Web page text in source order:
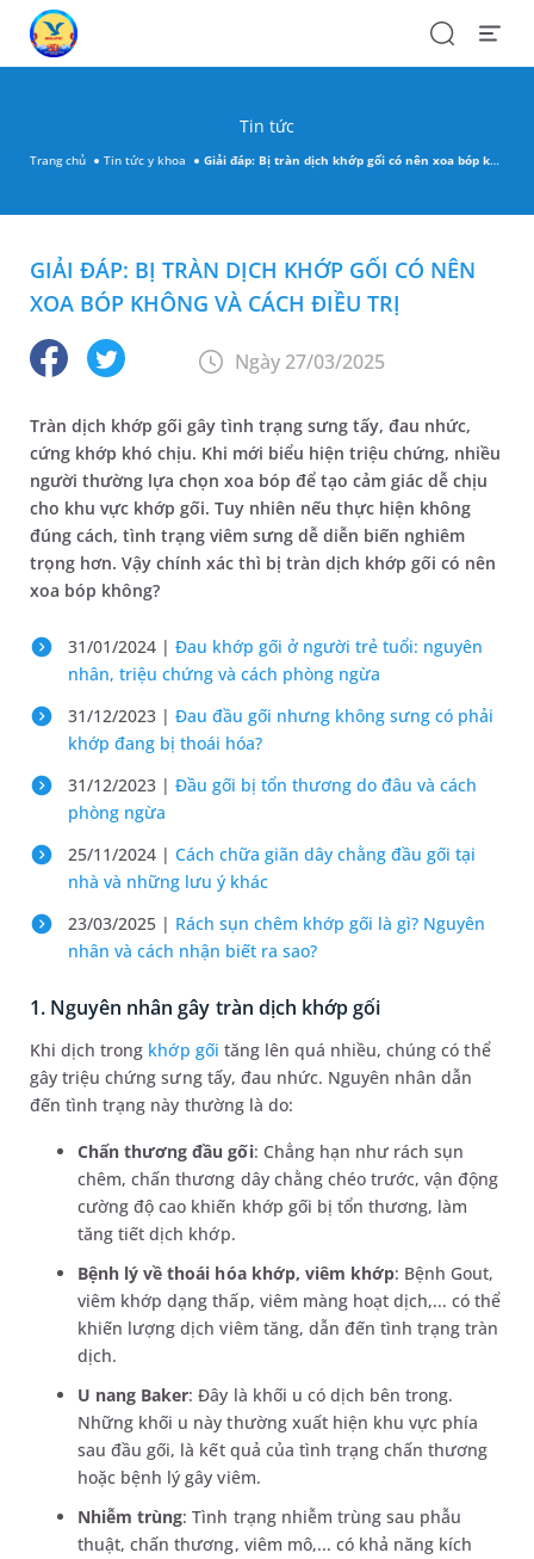
SearchOpen
Tin tức
Trang chủ Tin tức y khoa Giải đáp: Bị tràn dịch khớp gối có nên xoa bóp không và cách điều trị
GIẢI ĐÁP: BỊ TRÀN DỊCH KHỚP GỐI CÓ NÊN
XOA BÓP KHÔNG VÀ CÁCH ĐIỀU TRỊ
Ngày 27/03/2025
Tràn dịch khớp gối gây tình trạng sưng tấy, đau nhức,
cứng khớp khó chịu. Khi mới biểu hiện triệu chứng, nhiều
người thường lựa chọn xoa bóp để tạo cảm giác dễ chịu
cho khu vực khớp gối. Tuy nhiên nếu thực hiện không
đúng cách, tình trạng viêm sưng dễ diễn biến nghiêm
trọng hơn. Vậy chính xác thì bị tràn dịch khớp gối có nên
xoa bóp không?
31/01/2024 | Đau khớp gối ở người trẻ tuổi: nguyên
nhân, triệu chứng và cách phòng ngừa
31/12/2023 | Đau đầu gối nhưng không sưng có phải
khớp đang bị thoái hóa?
31/12/2023 | Đầu gối bị tổn thương do đâu và cách
phòng ngừa
25/11/2024 | Cách chữa giãn dây chằng đầu gối tại
nhà​ và những lưu ý khác
23/03/2025 | Rách sụn chêm khớp gối là gì? Nguyên
nhân và cách nhận biết ra sao?
1. Nguyên nhân gây tràn dịch khớp gối
Khi dịch trong khớp gối tăng lên quá nhiều, chúng có thể
gây triệu chứng sưng tấy, đau nhức. Nguyên nhân dẫn
đến tình trạng này thường là do:
Chấn thương đầu gối: Chẳng hạn như rách sụn
chêm, chấn thương dây chằng chéo trước, vận động
cường độ cao khiến khớp gối bị tổn thương, làm
tăng tiết dịch khớp.
Bệnh lý về thoái hóa khớp, viêm khớp: Bệnh Gout,
viêm khớp dạng thấp, viêm màng hoạt dịch,... có thể
khiến lượng dịch viêm tăng, dẫn đến tình trạng tràn
dịch.
U nang Baker: Đây là khối u có dịch bên trong.
Những khối u này thường xuất hiện khu vực phía
sau đầu gối, là kết quả của tình trạng chấn thương
hoặc bệnh lý gây viêm.
Nhiễm trùng: Tình trạng nhiễm trùng sau phẫu
thuật, chấn thương, viêm mô,... có khả năng kích